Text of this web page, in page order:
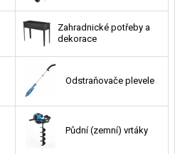
Zahradnické potřeby a
dekorace
Odstraňovače plevele
Půdní (zemní) vrtáky